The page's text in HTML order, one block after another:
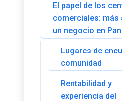
El papel de los
comerciales: más
un negocio en
Lugares de
comunidad
Rentabilidad y
experiencia del